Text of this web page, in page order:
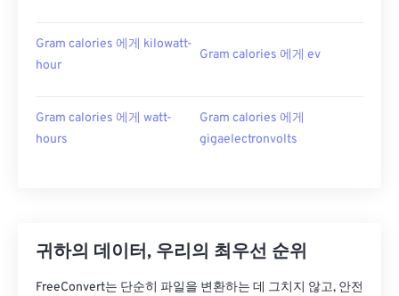
Gram calories 에게 kilowatt-
hour
Gram calories 에게 ev
Gram calories 에게 watt-
hours
Gram calories 에게
gigaelectronvolts
귀하의 데이터, 우리의 최우선 순위
FreeConvert는 단순히 파일을 변환하는 데 그치지 않고, 안전